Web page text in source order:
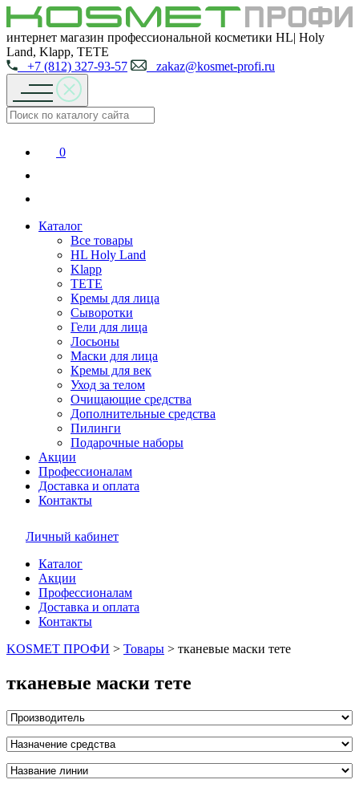
интернет магазин профессиональной косметики HL| Holy
Land, Klapp, TETE
+7 (812) 327-93-57
zakaz@kosmet-profi.ru
0
Каталог
Все товары
HL Holy Land
Klapp
TETE
Кремы для лица
Сыворотки
Гели для лица
Лосьоны
Маски для лица
Кремы для век
Уход за телом
Очищающие средства
Дополнительные средства
Пилинги
Подарочные наборы
Акции
Профессионалам
Доставка и оплата
Контакты
Личный кабинет
Каталог
Акции
Профессионалам
Доставка и оплата
Контакты
KOSMET ПРОФИ > Товары > тканевые маски тете
тканевые маски тете